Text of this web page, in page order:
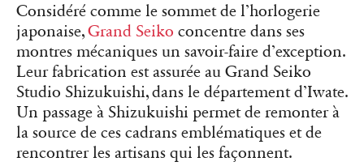
Considéré comme le sommet de l’horlogerie
japonaise,Grand Seiko concentre dans ses
montres mécaniques un savoir-faire d’exception.
Leur fabrication est assurée au Grand Seiko
Studio Shizukuishi, dans le département d’Iwate.
Un passage à Shizukuishi permet de remonter à
la source de ces cadrans emblématiques et de
rencontrer les artisans qui les façonnent.